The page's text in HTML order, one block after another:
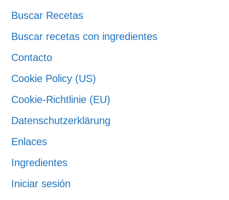
Buscar Recetas
Buscar recetas con ingredientes
Contacto
Cookie Policy (US)
Cookie-Richtlinie (EU)
Datenschutzerklärung
Enlaces
Ingredientes
Iniciar sesión